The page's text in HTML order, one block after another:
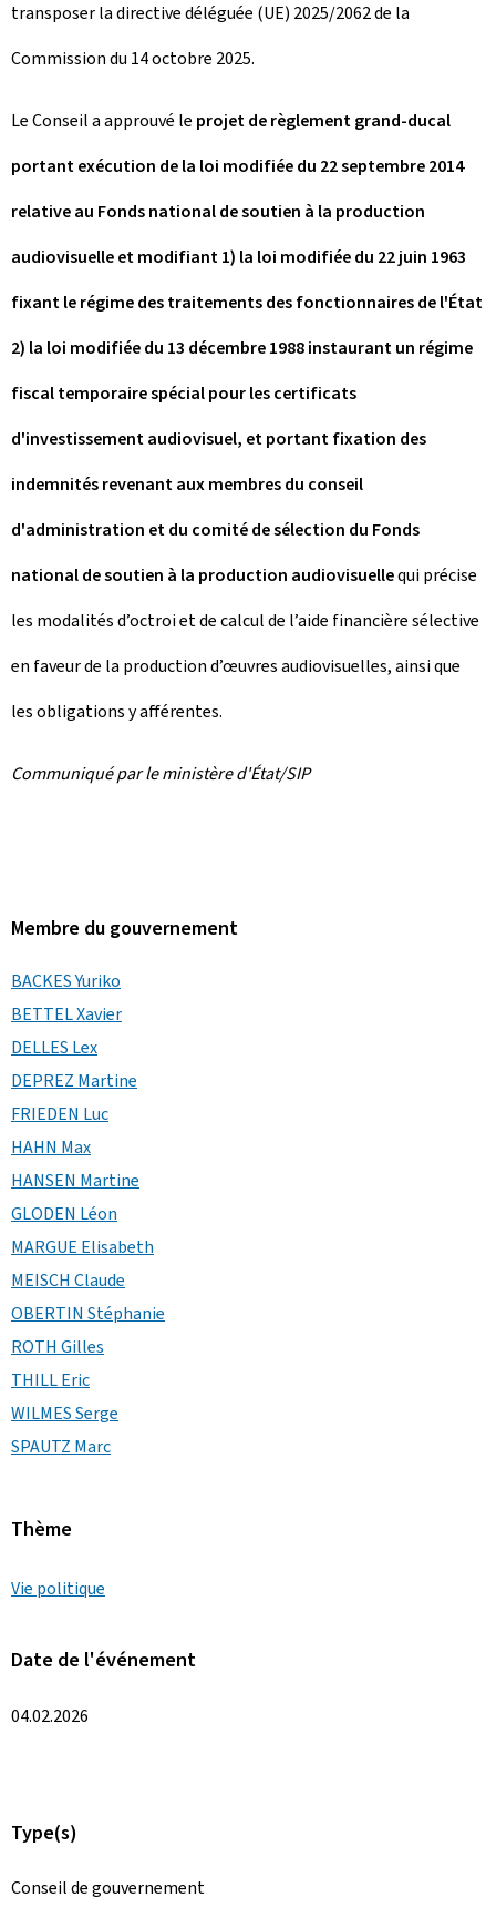
transposer la directive déléguée (UE) 2025/2062 de la
Commission du 14 octobre 2025.
Le Conseil a approuvé le projet de règlement grand-ducal
portant exécution de la loi modifiée du 22 septembre 2014
relative au Fonds national de soutien à la production
audiovisuelle et modifiant 1) la loi modifiée du 22 juin 1963
fixant le régime des traitements des fonctionnaires de l'État
2) la loi modifiée du 13 décembre 1988 instaurant un régime
fiscal temporaire spécial pour les certificats
d'investissement audiovisuel, et portant fixation des
indemnités revenant aux membres du conseil
d'administration et du comité de sélection du Fonds
national de soutien à la production audiovisuellequi précise
les modalités d’octroi et de calcul de l’aide financière sélective
en faveur de la production d’œuvres audiovisuelles, ainsi que
les obligations y afférentes.
Communiqué par le ministère d'État/SIP
Membre du gouvernement
BACKES Yuriko
BETTEL Xavier
DELLES Lex
DEPREZ Martine
FRIEDEN Luc
HAHN Max
HANSEN Martine
GLODEN Léon
MARGUE Elisabeth
MEISCH Claude
OBERTIN Stéphanie
ROTH Gilles
THILL Eric
WILMES Serge
SPAUTZ Marc
Thème
Vie politique
Date de l'événement
04.02.2026
Type(s)
Conseil de gouvernement